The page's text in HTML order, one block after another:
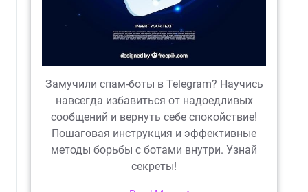
Замучили спам-боты в Telegram? Научись
навсегда избавиться от надоедливых
сообщений и вернуть себе спокойствие!
Пошаговая инструкция и эффективные
методы борьбы с ботами внутри. Узнай
секреты!